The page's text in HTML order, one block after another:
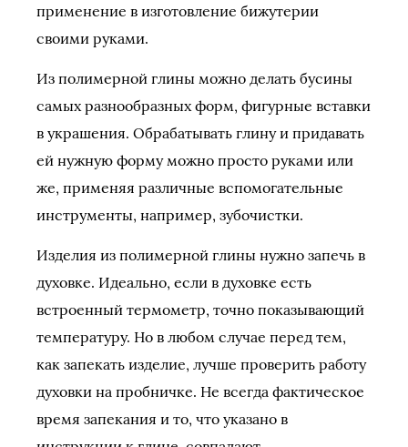
применение в изготовление бижутерии
своими руками.
Из полимерной глины можно делать бусины
самых разнообразных форм, фигурные вставки
в украшения. Обрабатывать глину и придавать
ей нужную форму можно просто руками или
же, применяя различные вспомогательные
инструменты, например, зубочистки.
Изделия из полимерной глины нужно запечь в
духовке. Идеально, если в духовке есть
встроенный термометр, точно показывающий
температуру. Но в любом случае перед тем,
как запекать изделие, лучше проверить работу
духовки на пробничке. Не всегда фактическое
время запекания и то, что указано в